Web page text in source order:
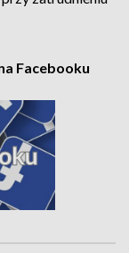
Facebooku